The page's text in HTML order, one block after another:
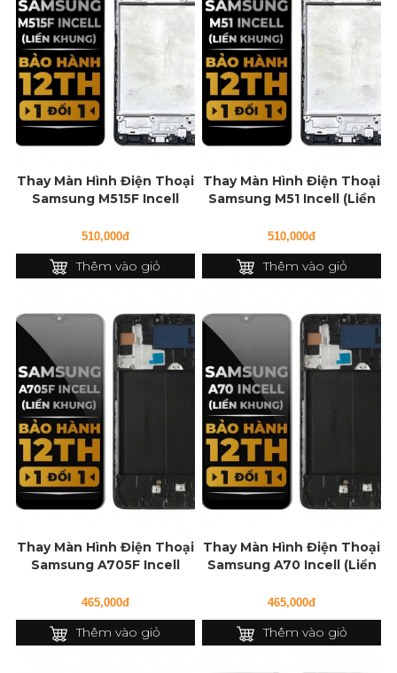
Thay Màn Hình Điện Thoại
Samsung M515F Incell
510,000đ
Thêm vào giỏ
Thay Màn Hình Điện Thoại
Samsung M51 Incell (Liền
510,000đ
Thêm vào giỏ
Thay Màn Hình Điện Thoại
Samsung A705F Incell
465,000đ
Thêm vào giỏ
Thay Màn Hình Điện Thoại
Samsung A70 Incell (Liền
465,000đ
Thêm vào giỏ